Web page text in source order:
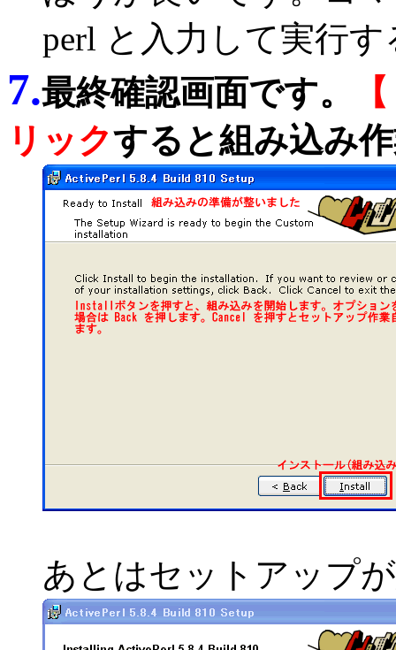
perl と入力して実行
7.最終確認画面です。
【
リックすると組み込み
あとはセットアップ